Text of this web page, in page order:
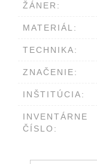
ŽÁNER:
MATERIÁL:
TECHNIKA:
ZNAČENIE:
INŠTITÚCIA:
INVENTÁRNE
ČÍSLO: